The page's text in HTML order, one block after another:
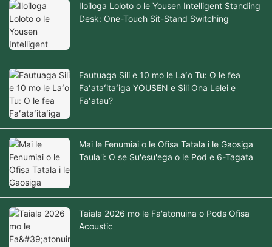
Iloiloga Loloto o le Yousen Intelligent Standing
Desk: One-Touch Sit-Stand Switching
Fautuaga Sili e 10 mo le Laʻo Tu: O le fea
Faʻataʻitaʻiga YOUSEN e Sili Ona Lelei e
Faʻatau?
Mai le Fenumiai o le Ofisa Tatala i le Gaosiga
Taula'i: O se Su'esu'ega o le Pod e 6-Tagata
Taiala 2026 mo le Fa'atonuina o Pods Ofisa
Acoustic